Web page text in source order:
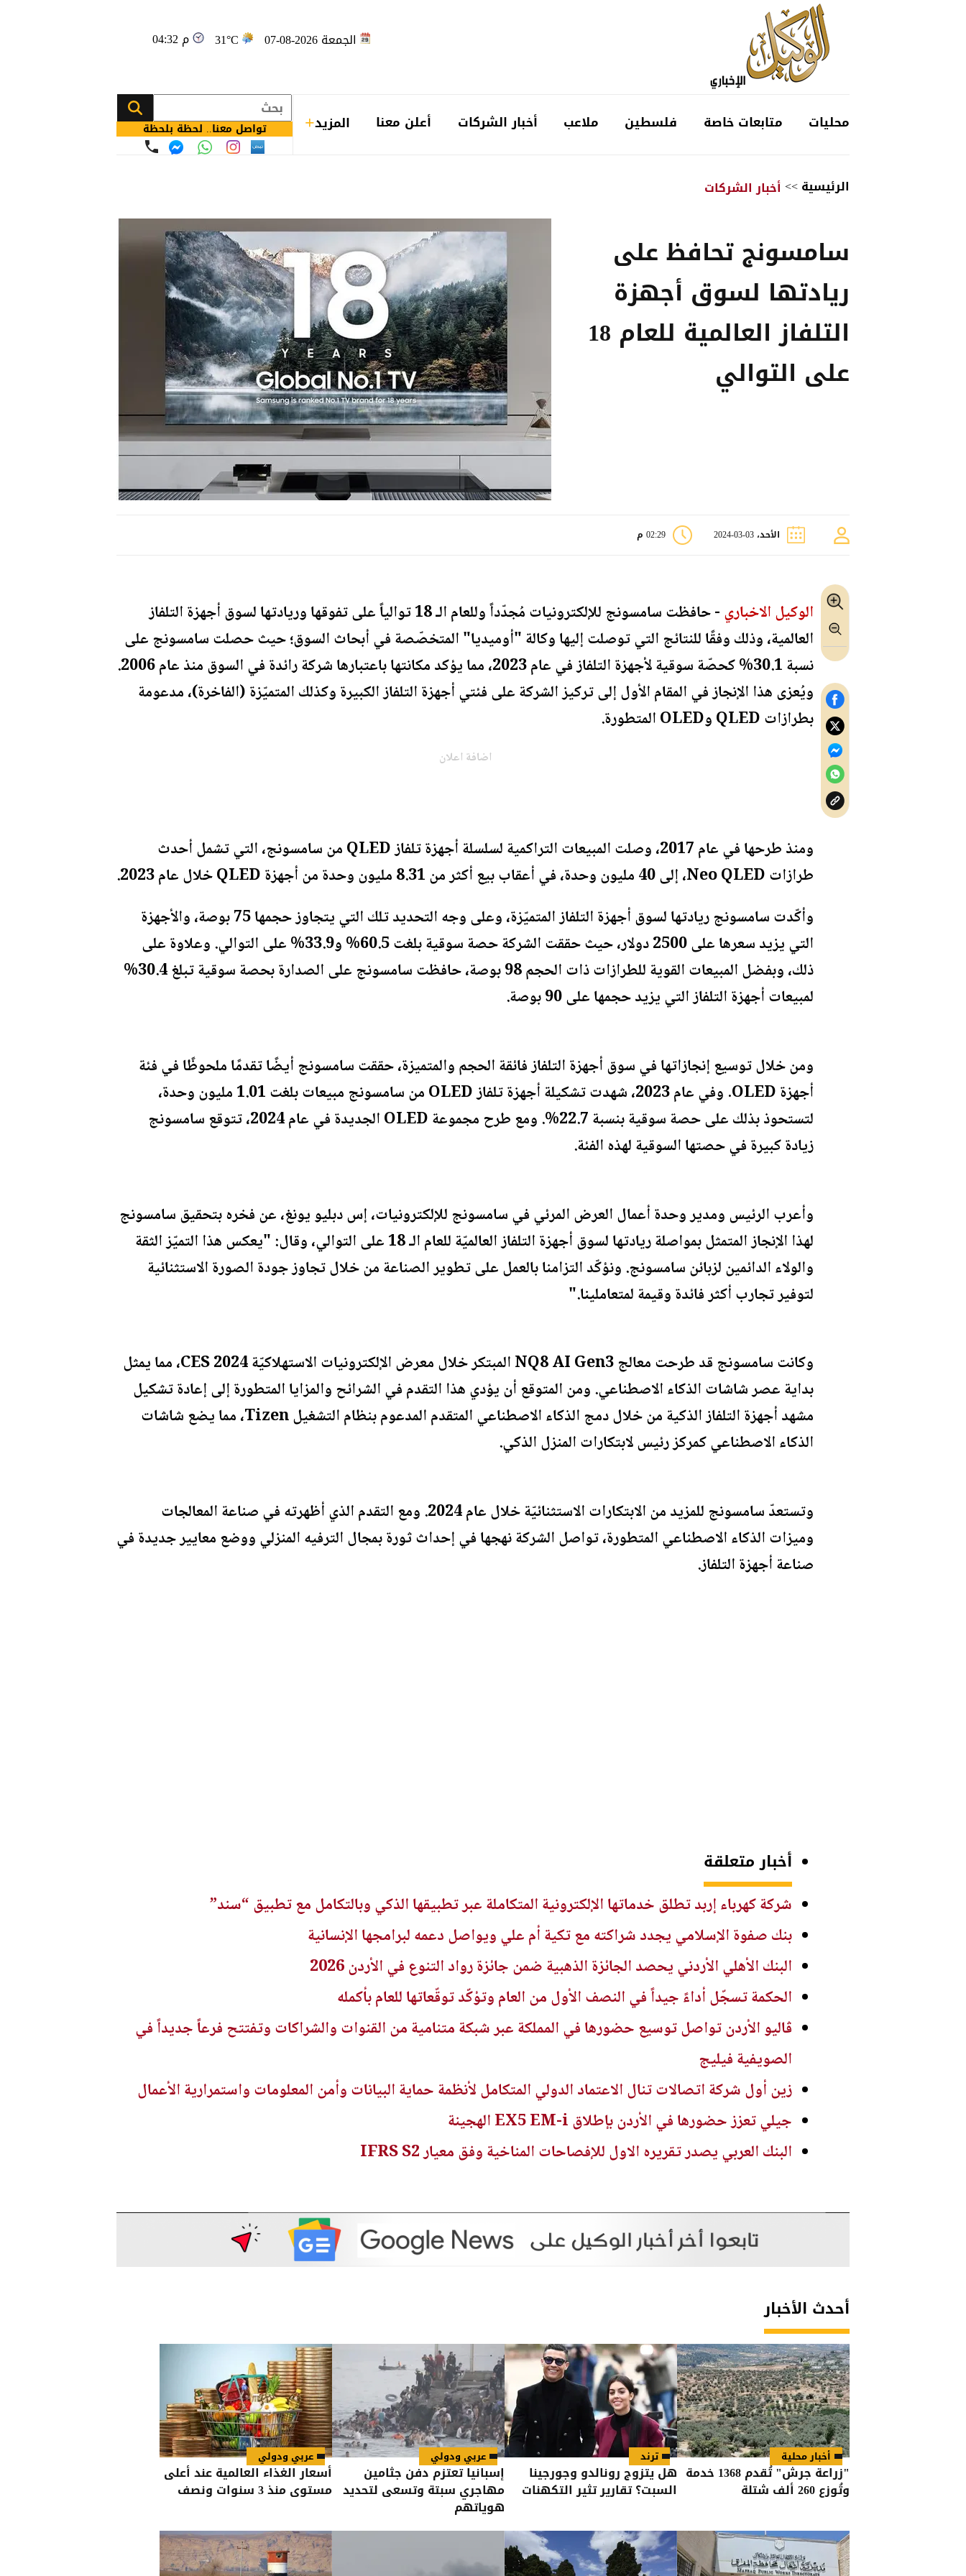
الجمعة 2026-08-07 31°C 04:32 م
محليات متابعات خاصة فلسطين ملاعب أخبار الشركات أعلن معنا المزيد تواصل معنا.. لحظة بلحظة
الرئيسية>>أخبار الشركات
سامسونج تحافظ على
ريادتها لسوق أجهزة
التلفاز العالمية للعام 18
على التوالي
الأحد، 03-03-2024 02:29 م
الوكيل الاخباري
- حافظت سامسونج للإلكترونيات مُجدّداً وللعام الـ 18 توالياً على تفوقها وريادتها لسوق أجهزة التلفاز
العالمية، وذلك وفقًا للنتائج التي توصلت إليها وكالة "أوميديا" المتخصّصة في أبحاث السوق؛ حيث حصلت سامسونج على
نسبة 30.1% كحصّة سوقية لأجهزة التلفاز في عام 2023، مما يؤكد مكانتها باعتبارها شركة رائدة في السوق منذ عام 2006.
ويُعزى هذا الإنجاز في المقام الأول إلى تركيز الشركة على فئتي أجهزة التلفاز الكبيرة وكذلك المتميّزة (الفاخرة)، مدعومة
بطرازات QLED وOLED المتطورة.
اضافة اعلان
ومنذ طرحها في عام 2017، وصلت المبيعات التراكمية لسلسلة أجهزة تلفاز QLED من سامسونج، التي تشمل أحدث
طرازات Neo QLED، إلى 40 مليون وحدة، في أعقاب بيع أكثر من 8.31 مليون وحدة من أجهزة QLED خلال عام 2023.
وأكّدت سامسونج ريادتها لسوق أجهزة التلفاز المتميّزة، وعلى وجه التحديد تلك التي يتجاوز حجمها 75 بوصة، والأجهزة
التي يزيد سعرها على 2500 دولار، حيث حققت الشركة حصة سوقية بلغت 60.5% و33.9% على التوالي. وعلاوة على
ذلك، وبفضل المبيعات القوية للطرازات ذات الحجم 98 بوصة، حافظت سامسونج على الصدارة بحصة سوقية تبلغ 30.4%
لمبيعات أجهزة التلفاز التي يزيد حجمها على 90 بوصة.
ومن خلال توسيع إنجازاتها في سوق أجهزة التلفاز فائقة الحجم والمتميزة، حققت سامسونج أيضًا تقدمًا ملحوظًا في فئة
أجهزة OLED. وفي عام 2023، شهدت تشكيلة أجهزة تلفاز OLED من سامسونج مبيعات بلغت 1.01 مليون وحدة،
لتستحوذ بذلك على حصة سوقية بنسبة 22.7%. ومع طرح مجموعة OLED الجديدة في عام 2024، تتوقع سامسونج
زيادة كبيرة في حصتها السوقية لهذه الفئة.
وأعرب الرئيس ومدير وحدة أعمال العرض المرئي في سامسونج للإلكترونيات، إس دبليو يونغ، عن فخره بتحقيق سامسونج
لهذا الإنجاز المتمثل بمواصلة ريادتها لسوق أجهزة التلفاز العالميّة للعام الـ 18 على التوالي، وقال: "يعكس هذا التميّز الثقة
والولاء الدائمين لزبائن سامسونج. ونؤكّد التزامنا بالعمل على تطوير الصناعة من خلال تجاوز جودة الصورة الاستثنائية
لتوفير تجارب أكثر فائدة وقيمة لمتعاملينا."
وكانت سامسونج قد طرحت معالج NQ8 AI Gen3 المبتكر خلال معرض الإلكترونيات الاستهلاكيّة CES 2024، مما يمثل
بداية عصر شاشات الذكاء الاصطناعي. ومن المتوقع أن يؤدي هذا التقدم في الشرائح والمزايا المتطورة إلى إعادة تشكيل
مشهد أجهزة التلفاز الذكية من خلال دمج الذكاء الاصطناعي المتقدم المدعوم بنظام التشغيل Tizen، مما يضع شاشات
الذكاء الاصطناعي كمركز رئيس لابتكارات المنزل الذكي.
وتستعدّ سامسونج للمزيد من الابتكارات الاستثنائيّة خلال عام 2024. ومع التقدم الذي أظهرته في صناعة المعالجات
وميزات الذكاء الاصطناعي المتطورة، تواصل الشركة نهجها في إحداث ثورة بمجال الترفيه المنزلي ووضع معايير جديدة في
صناعة أجهزة التلفاز.
أخبار متعلقة
شركة كهرباء إربد تطلق خدماتها الإلكترونية المتكاملة عبر تطبيقها الذكي وبالتكامل مع تطبيق “سند”
بنك صفوة الإسلامي يجدد شراكته مع تكية أم علي ويواصل دعمه لبرامجها الإنسانية
البنك الأهلي الأردني يحصد الجائزة الذهبية ضمن جائزة رواد التنوع في الأردن 2026
الحكمة تسجّل أداءً جيداً في النصف الأول من العام وتؤكّد توقّعاتها للعام بأكمله
ڤاليو الأردن تواصل توسيع حضورها في المملكة عبر شبكة متنامية من القنوات والشراكات وتفتتح فرعاً جديداً في
الصويفية فيليج
زين أول شركة اتصالات تنال الاعتماد الدولي المتكامل لأنظمة حماية البيانات وأمن المعلومات واستمرارية الأعمال
جيلي تعزز حضورها في الأردن بإطلاق EX5 EM-i الهجينة
البنك العربي يصدر تقريره الاول للإفصاحات المناخية وفق معيار IFRS S2
أحدث الأخبار
أخبار محلية
"زراعة جرش" تُقدم 1368 خدمة
وتُوزع 260 ألف شتلة
ترند
هل يتزوج رونالدو وجورجينا
السبت؟ تقارير تثير التكهنات
عربي ودولي
إسبانيا تعتزم دفن جثامين
مهاجري سبتة وتسعى لتحديد
هوياتهم
عربي ودولي
أسعار الغذاء العالمية عند أعلى
مستوى منذ 3 سنوات ونصف